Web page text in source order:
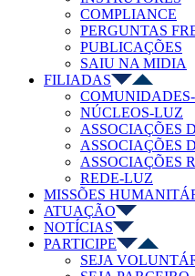
COMPLIANCE
PERGUNTAS
PUBLICAÇÕES
SAIU NA MIDIA
FILIADAS
NÚCLEOS-LUZ
ASSOCIAÇÕES
ASSOCIAÇÕES
ASSOCIAÇÕES
REDE-LUZ
MISSÕES
ATUAÇÃO
NOTÍCIAS
PARTICIPE
SEJA